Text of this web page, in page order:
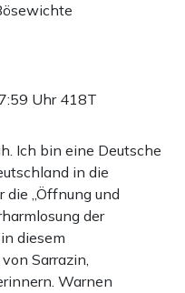
Uhr 418T
Ich bin eine Deutsche
in die
die „Öffnung und
der
diesem
Sarrazin,
Warnen